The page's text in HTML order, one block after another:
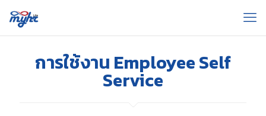
การใช้งาน Employee Self
Service